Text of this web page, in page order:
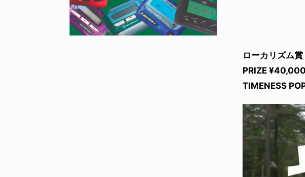
ローカリズム賞
PRIZE ¥40,000
TIMENESS